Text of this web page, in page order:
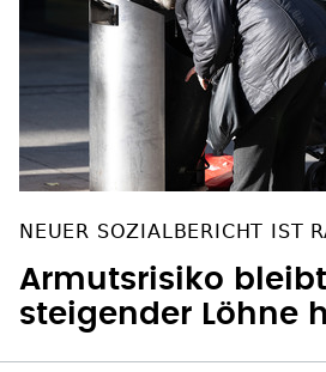
NEUER SOZIALBERICHT IST
Armutsrisiko
steigender Löhne